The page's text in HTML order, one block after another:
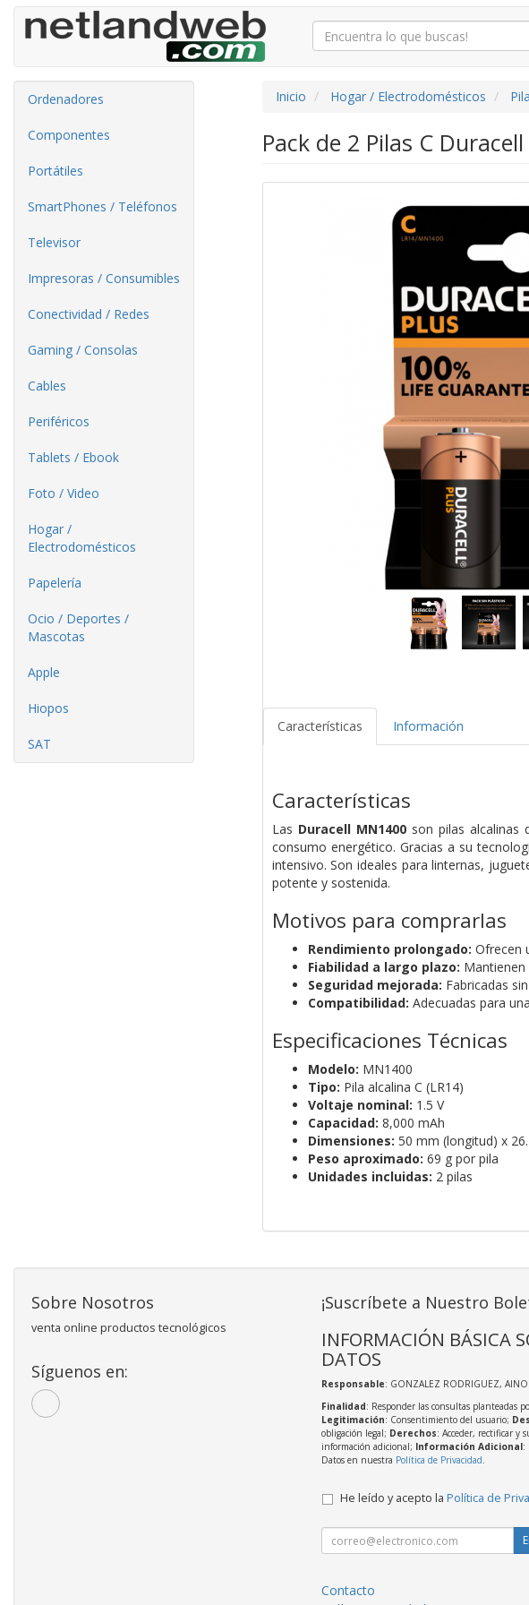
Ordenadores
Componentes
Portátiles
SmartPhones / Teléfonos
Televisor
Impresoras / Consumibles
Conectividad / Redes
Gaming / Consolas
Cables
Periféricos
Tablets / Ebook
Foto / Video
Hogar /
Electrodomésticos
Papelería
Ocio / Deportes /
Mascotas
Apple
Hiopos
SAT
Inicio Hogar / Electrodomésticos
Pack de 2 Pilas C
Características Información
Características
Las Duracell MN1400son pilas alcalinas
consumo energético. Gracias a su
intensivo. Son ideales para linternas,
potente y sostenida.
Motivos para comprarlas
Rendimiento prolongado: Ofrecen
Fiabilidad a largo plazo:
Seguridad mejorada: Fabricadas
Compatibilidad: Adecuadas para
Especificaciones Técnicas
Modelo: MN1400
Tipo: Pila alcalina C (LR14)
Voltaje nominal: 1.5 V
Capacidad: 8,000 mAh
Dimensiones: 50 mm (longitud) x
Peso aproximado: 69 g por pila
Unidades incluidas: 2 pilas
Sobre Nosotros
venta online productos tecnológicos
Síguenos en:
¡Suscríbete a Nuestro
INFORMACIÓN BÁSICA
DATOS
Responsable: GONZALEZ RODRIGUEZ,
Finalidad: Responder las consultas planteadas
Legitimación: Consentimiento del usuario;
obligación legal; Derechos: Acceder, rectificar y
información adicional; Información Adicional:
Datos en nuestra Política de Privacidad.
He leído y acepto la Política de
Contacto